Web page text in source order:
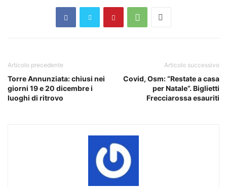
Articolo precedente
Torre Annunziata: chiusi nei
giorni 19 e 20 dicembre i
luoghi di ritrovo
Articolo successivo
Covid, Osm: “Restate a casa
per Natale”. Biglietti
Frecciarossa esauriti